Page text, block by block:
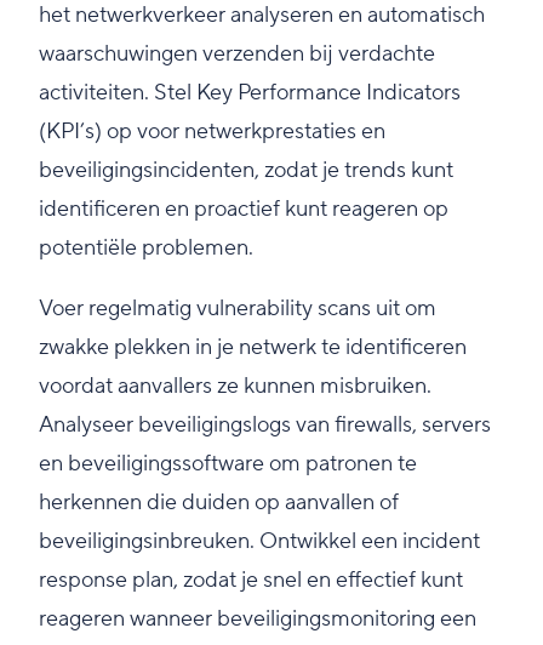
het netwerkverkeer analyseren en automatisch
waarschuwingen verzenden bij verdachte
activiteiten. Stel Key Performance Indicators
(KPI’s) op voor netwerkprestaties en
beveiligingsincidenten, zodat je trends kunt
identificeren en proactief kunt reageren op
potentiële problemen.
Voer regelmatig vulnerability scans uit om
zwakke plekken in je netwerk te identificeren
voordat aanvallers ze kunnen misbruiken.
Analyseer beveiligingslogs van firewalls, servers
en beveiligingssoftware om patronen te
herkennen die duiden op aanvallen of
beveiligingsinbreuken. Ontwikkel een incident
response plan, zodat je snel en effectief kunt
reageren wanneer beveiligingsmonitoring een